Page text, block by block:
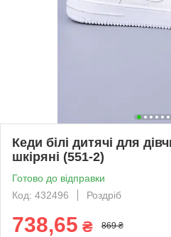
Кеди білі дитячі для
шкіряні (551-2)
Готово до відправки
Код: 432496
Роздріб
738,65 ₴ 869 ₴